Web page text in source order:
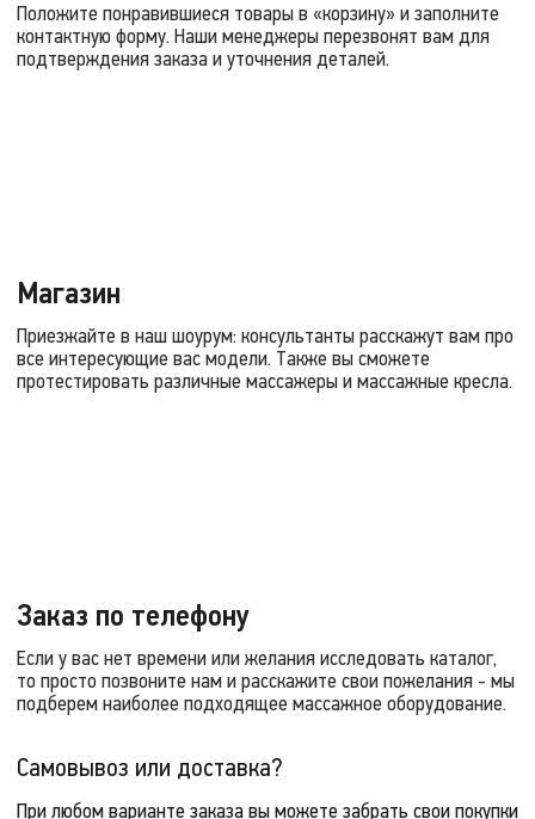
Положите понравившиеся товары в «корзину» и заполните
контактную форму. Наши менеджеры перезвонят вам для
подтверждения заказа и уточнения деталей.
Магазин
Приезжайте в наш шоурум: консультанты расскажут вам про
все интересующие вас модели. Также вы сможете
протестировать различные массажеры и массажные кресла.
Заказ по телефону
Если у вас нет времени или желания исследовать каталог,
то просто позвоните нам и расскажите свои пожелания - мы
подберем наиболее подходящее массажное оборудование.
Самовывоз или доставка?
При любом варианте заказа вы можете забрать свои покупки